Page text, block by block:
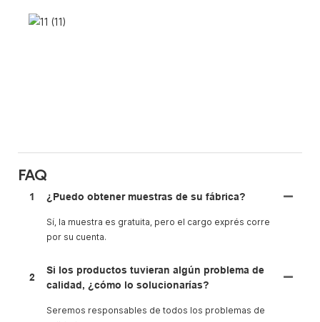
FAQ
1 ¿Puedo obtener muestras de su fábrica?
Sí, la muestra es gratuita, pero el cargo exprés corre
por su cuenta.
2
Si los productos tuvieran algún problema de
calidad, ¿cómo lo solucionarías?
Seremos responsables de todos los problemas de